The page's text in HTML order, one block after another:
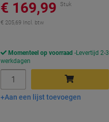
€ 169,99 Stuk
€ 205,69 Incl. btw
Momenteel op voorraad
Levertijd 2-3
werkdagen
In winkelwagen
Aan een lijst toevoegen